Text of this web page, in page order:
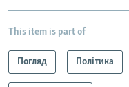
This item is part of
Погляд Політика